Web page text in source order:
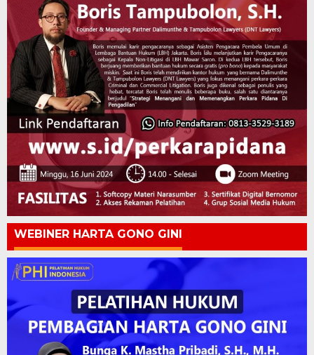
WEBINER HARTA GONO GINI